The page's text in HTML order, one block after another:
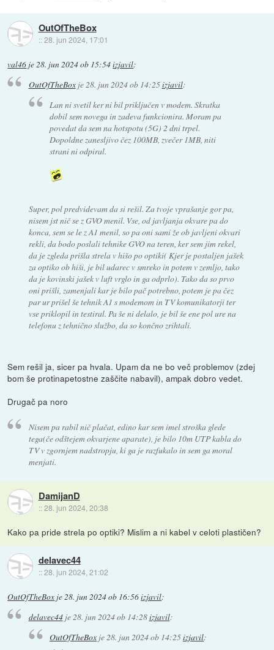
OutOfTheBox
::28. jun 2024, 17:01
val46 je 28. jun 2024 ob 15:54izjavil:
OutOfTheBoxje28. jun 2024 ob 14:25izjavil:
Lan ni svetil ker ni bil priključen v modem. Skratka
dobil sem novega in zadeva funkcionira. Moram pa
povedat da sem na hotspotu (5G) 2 dni trpel.
Dopoldne zanesljivo čez 100MB, zvečer 1MB, niti
strani ni odpiral.
Super, pol predvidevam da si rešil. Za tvoje vprašanje gor pa,
nisem jst nič se z GVO menil. Vse, od javljanja okvare pa do
konca, sem se le z A1 menil, so pa oni sami že ob javljeni okvari
rekli, da bodo poslali tehnike GVO na teren, ker sem jim rekel,
da je zgleda prišla strela v hišo po optiki( Kjer je postaljen jašek
za optiko ob hiši, je bil udarec v smreko in potem v zemljo, tako
da je kovinski jašek v luft vrglo in ga odprlo). Tako da so prvo
oni prišli, zamenjali kar je bilo pač potrebno, potem je pa čez
par ur prišel še tehnik A1 s modemom in TV komunikatorji ter
vse priklopil in testiral. Pa še ni delalo, je bil še ene pol ure na
telefonu z tehnično službo, da so končno zrihtali.
Sem rešil ja, sicer pa hvala. Upam da ne bo več problemov (zdej
bom še protinapetostne zaščite nabavil), ampak dobro vedet.
Drugač pa noro
Nisem pa rabil nič plačat, edino kar sem imel stroška glede
tega(če odštejem okvarjene aparate), je bilo 10m UTP kabla do
TV v zgornjem nadstropju, ki ga je razfukalo in sem ga moral
menjati.
DamijanD
::28. jun 2024, 20:38
Kako pa pride strela po optiki? Mislim a ni kabel v celoti plastičen?
delavec44
::28. jun 2024, 21:02
OutOfTheBox je 28. jun 2024 ob 16:56izjavil:
delavec44je28. jun 2024 ob 14:28izjavil:
OutOfTheBox je 28. jun 2024 ob 14:25izjavil: